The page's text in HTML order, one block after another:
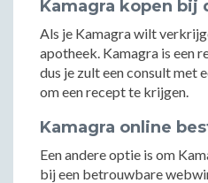
Kamagra kopen bij
Als je Kamagra wilt
apotheek. Kamagra is een
dus je zult een consult met
om een recept te krijgen.
Kamagra online
Een andere optie is om
bij een betrouwbare